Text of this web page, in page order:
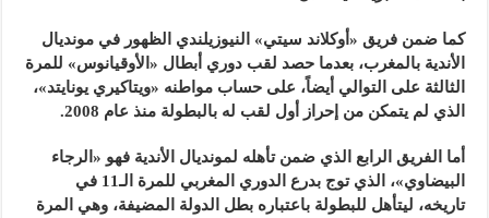
كما ضمن فريق «أوكلاند سيتي» النيوزيلندي الظهور في مونديال
الأندية بالمغرب، بعدما حصد لقب دوري أبطال «الأوقيانوس» للمرة
الثالثة على التوالي أيضاً، على حساب مواطنه «ويتاكيري يونايتد»،
الذي لم يتمكن من إحراز أول لقب له بالبطولة منذ عام 2008.
أما الفريق الرابع الذي ضمن تأهله لمونديال الأندية فهو «الرجاء
البيضاوي»، الذي توج بدرع الدوري المغربي للمرة الـ11 في
تاريخه، ليتأهل للبطولة باعتباره بطل الدولة المضيفة، وهي المرة